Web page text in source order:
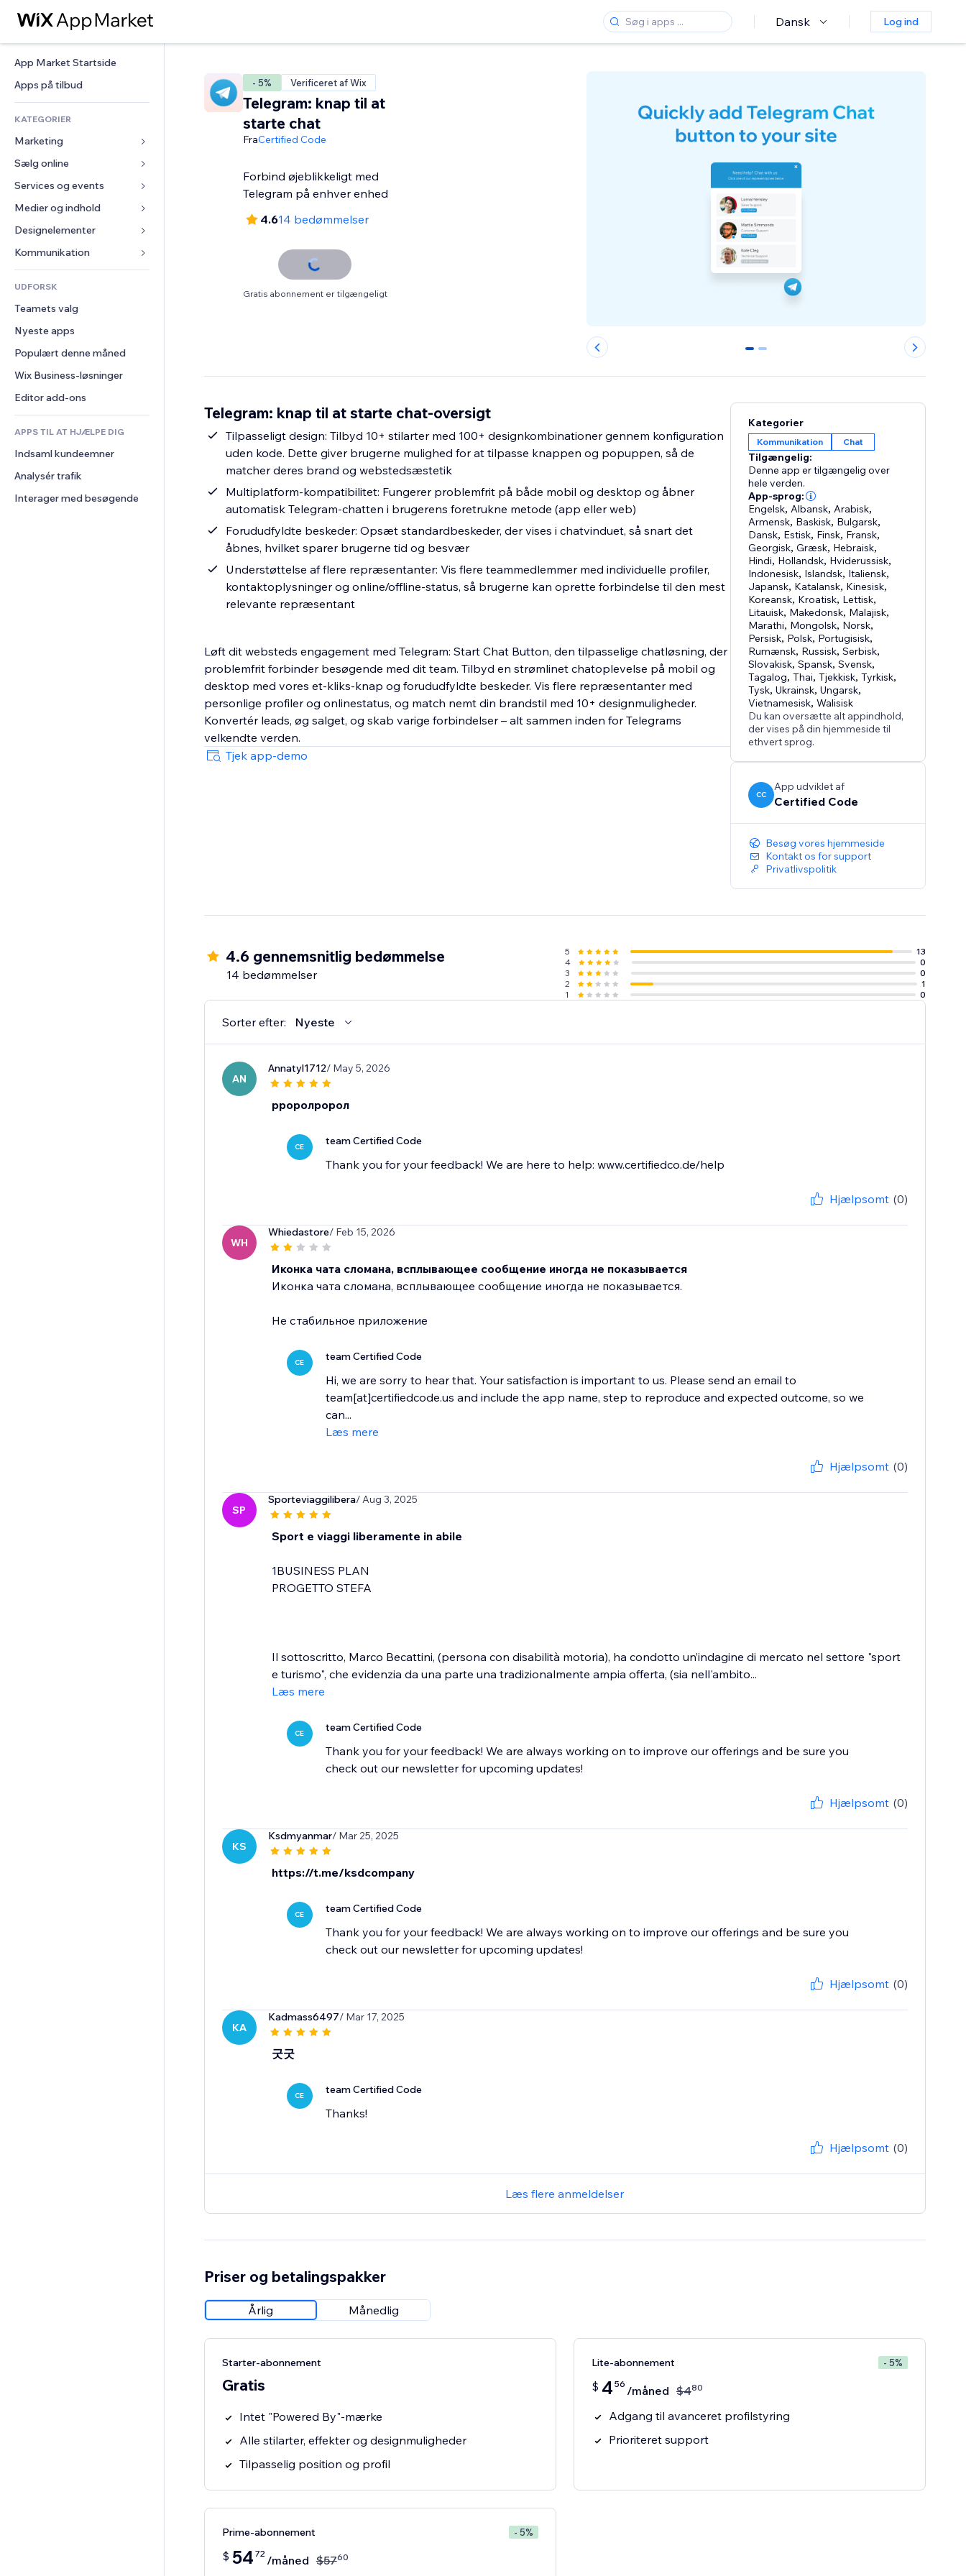
Dansk Log ind
App Market Startside
Apps på tilbud
KATEGORIER
Marketing
Annoncer
Mobil
Statistikker
Hjemmesideregister
E-mail
Sælg online
Apps til Webshops
Forsendelse og levering
Sælg-knapper
Bogføring
Kuponer og loyalitet
Lagerløsninger
Services og events
Hoteller
Events
Restauranter
Ejendomshandel
Bookinger
Medier og indhold
Galleri
Musik
Podcasts
Fotografi
Video
PDF
Fildeling
Nyheder
Designelementer
Kort og Navigation
Privatliv & Sikkerhed
Ur
Sideskabeloner
Billedeffekter
Knapper og menuer
Bannere og badges
Lommeregnere
Søg
Vejr
Diagrammer og tabeller
Formularer
Meningsmålinger
Chat
Kommentarer
Telefon
Fællesskab
Anmeldelser og anbefalinger
CRM
UDFORSK
Teamets valg
Nyeste apps
Populært denne måned
Wix Business-løsninger
Editor add-ons
APPS TIL AT HJÆLPE DIG
Indsaml kundeemner
Analysér trafik
Interager med besøgende
- 5% Verificeret af Wix
Telegram: knap til at
starte chat
FraCertified Code
Forbind øjeblikkeligt med
Telegram på enhver enhed
4.614 bedømmelser
Gratis abonnement er tilgængeligt
0 1
Telegram: knap til at starte chat-oversigt
Tilpasseligt design: Tilbyd 10+ stilarter med 100+ designkombinationer gennem konfiguration
uden kode. Dette giver brugerne mulighed for at tilpasse knappen og popuppen, så de
matcher deres brand og webstedsæstetik
Multiplatform-kompatibilitet: Fungerer problemfrit på både mobil og desktop og åbner
automatisk Telegram-chatten i brugerens foretrukne metode (app eller web)
Forududfyldte beskeder: Opsæt standardbeskeder, der vises i chatvinduet, så snart det
åbnes, hvilket sparer brugerne tid og besvær
Understøttelse af flere repræsentanter: Vis flere teammedlemmer med individuelle profiler,
kontaktoplysninger og online/offline-status, så brugerne kan oprette forbindelse til den mest
relevante repræsentant
Løft dit websteds engagement med Telegram: Start Chat Button, den tilpasselige chatløsning, der
problemfrit forbinder besøgende med dit team. Tilbyd en strømlinet chatoplevelse på mobil og
desktop med vores et-kliks-knap og forududfyldte beskeder. Vis flere repræsentanter med
personlige profiler og onlinestatus, og match nemt din brandstil med 10+ designmuligheder.
Konvertér leads, øg salget, og skab varige forbindelser – alt sammen inden for Telegrams
velkendte verden.
Tjek app-demo
Kategorier
Kommunikation Chat
Tilgængelig:
Denne app er tilgængelig over
hele verden.
App-sprog:
Engelsk, Albansk, Arabisk,
Armensk, Baskisk, Bulgarsk,
Dansk, Estisk, Finsk, Fransk,
Georgisk,Græsk, Hebraisk,
Hindi, Hollandsk, Hviderussisk,
Indonesisk, Islandsk, Italiensk,
Japansk, Katalansk, Kinesisk,
Koreansk, Kroatisk, Lettisk,
Litauisk, Makedonsk, Malajisk,
Marathi, Mongolsk, Norsk,
Persisk, Polsk, Portugisisk,
Rumænsk, Russisk,Serbisk,
Slovakisk,Spansk,Svensk,
Tagalog,Thai,Tjekkisk,Tyrkisk,
Tysk,Ukrainsk,Ungarsk,
Vietnamesisk,Walisisk
Du kan oversætte alt appindhold,
der vises på din hjemmeside til
ethvert sprog.
CC
App udviklet af
Certified Code
Besøg vores hjemmeside
Kontakt os for support
Privatlivspolitik
4.6 gennemsnitlig bedømmelse
14 bedømmelser
5
13
4
0
3
0
2
1
1
0
Sorter efter: Nyeste
AN
Annatyl1712/ May 5, 2026
рроролророл
CE team Certified Code
Thank you for your feedback! We are here to help: www.certifiedco.de/help
Hjælpsomt (0)
WH
Whiedastore/ Feb 15, 2026
Иконка чата сломана, всплывающее сообщение иногда не показывается
Иконка чата сломана, всплывающее сообщение иногда не показывается.
Не стабильное приложение
CE team Certified Code
Hi, we are sorry to hear that. Your satisfaction is important to us. Please send an email to
team[at]certifiedcode.us and include the app name, step to reproduce and expected outcome, so we
can...
Læs mere
Hjælpsomt (0)
SP
Sporteviaggilibera/ Aug 3, 2025
Sport e viaggi liberamente in abile
1BUSINESS PLAN
PROGETTO STEFA
Il sottoscritto, Marco Becattini, (persona con disabilità motoria), ha condotto un’indagine di mercato nel settore "sport
e turismo", che evidenzia da una parte una tradizionalmente ampia offerta, (sia nell'ambito...
Læs mere
CE team Certified Code
Thank you for your feedback! We are always working on to improve our offerings and be sure you
check out our newsletter for upcoming updates!
Hjælpsomt (0)
KS
Ksdmyanmar/ Mar 25, 2025
https://t.me/ksdcompany
CE team Certified Code
Thank you for your feedback! We are always working on to improve our offerings and be sure you
check out our newsletter for upcoming updates!
Hjælpsomt (0)
KA
Kadmass6497/ Mar 17, 2025
굿굿
CE team Certified Code
Thanks!
Hjælpsomt (0)
Læs flere anmeldelser
Priser og betalingspakker
Årlig Månedlig
Starter-abonnement
Gratis
Intet "Powered By"-mærke
Alle stilarter, effekter og designmuligheder
Tilpasselig position og profil
Lite-abonnement - 5%
$ 4 56 /måned $480
Adgang til avanceret profilstyring
Prioriteret support
Prime-abonnement - 5%
$ 54 72 /måned $5760